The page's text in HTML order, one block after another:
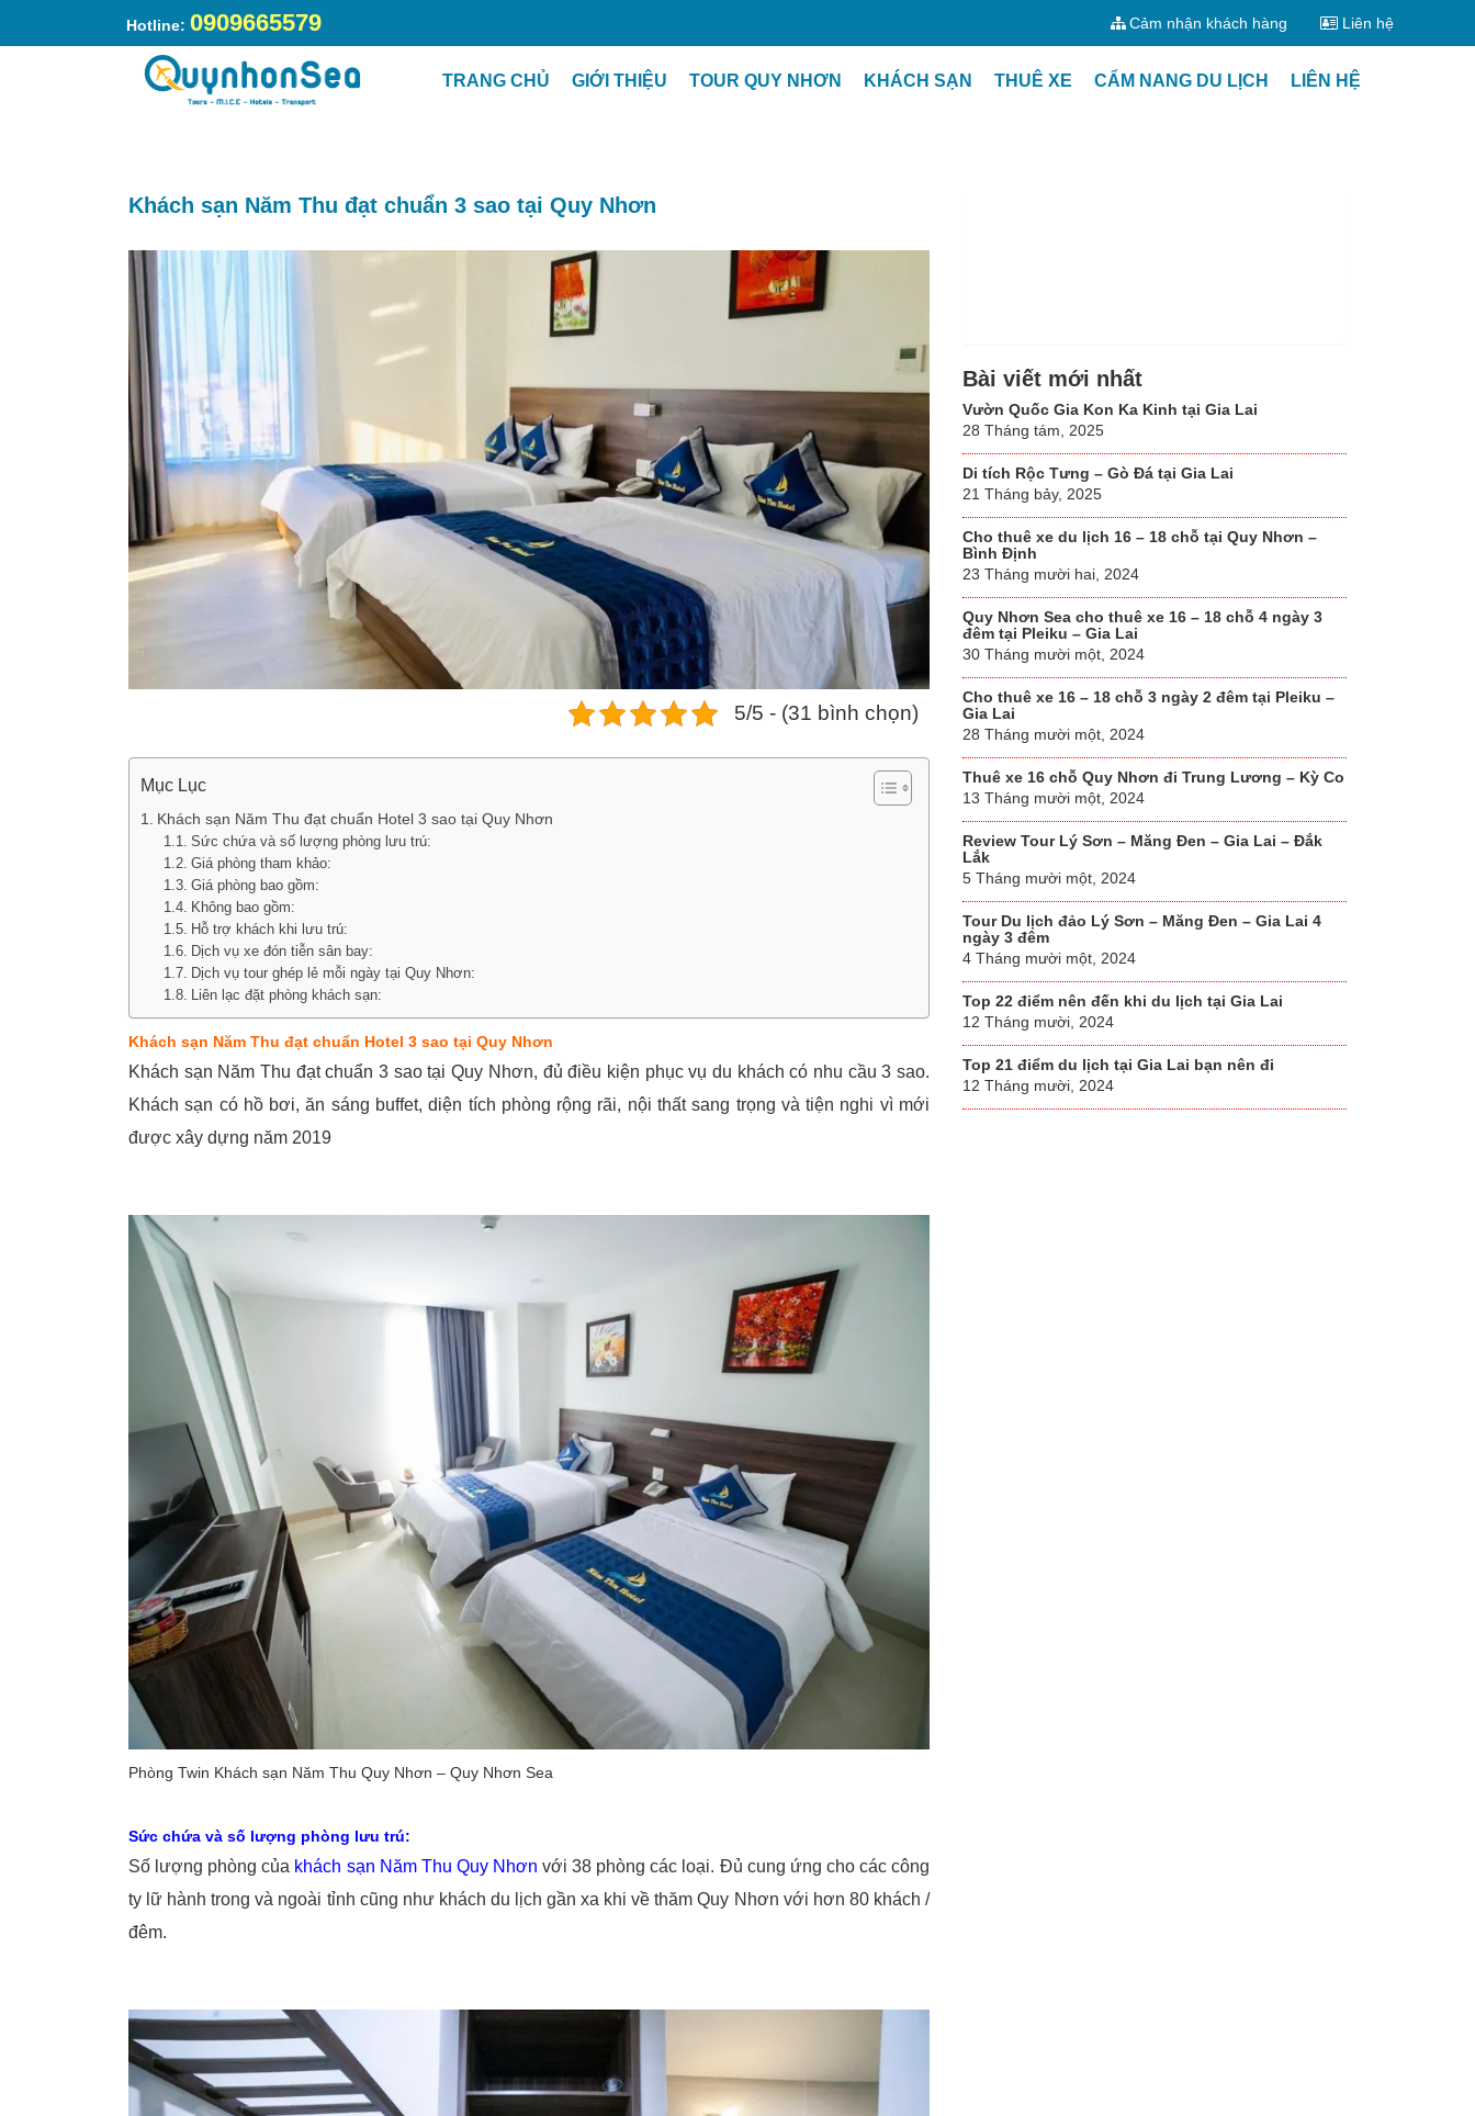
Hotline: 0909665579 Cảm nhận khách hàng Liên hệ
TRANG CHỦ GIỚI THIỆU TOUR QUY NHƠN KHÁCH SẠN THUÊ XE CẨM NANG DU LỊCH LIÊN HỆ
Trang chủ»Khách sạn Năm Thu đạt chuẩn 3 sao tại Quy Nhơn
Khách sạn Năm Thu đạt chuẩn 3 sao tại Quy Nhơn
5/5 - (31 bình chọn)
Mục Lục
Khách sạn Năm Thu đạt chuẩn Hotel 3 sao tại Quy Nhơn
Sức chứa và số lượng phòng lưu trú:
Giá phòng tham khảo:
Giá phòng bao gồm:
Không bao gồm:
Hỗ trợ khách khi lưu trú:
Dịch vụ xe đón tiễn sân bay:
Dịch vụ tour ghép lẻ mỗi ngày tại Quy Nhơn:
Liên lạc đặt phòng khách sạn:
Khách sạn Năm Thu đạt chuẩn Hotel 3 sao tại Quy Nhơn
Khách sạn Năm Thu đạt chuẩn 3 sao tại Quy Nhơn, đủ điều kiện phục vụ du khách có nhu cầu 3 sao.
Khách sạn có hồ bơi, ăn sáng buffet, diện tích phòng rộng rãi, nội thất sang trọng và tiện nghi vì mới
được xây dựng năm 2019
Phòng Twin Khách sạn Năm Thu Quy Nhơn – Quy Nhơn Sea
Sức chứa và số lượng phòng lưu trú:
Số lượng phòng của khách sạn Năm Thu Quy Nhơn với 38 phòng các loại. Đủ cung ứng cho các công
ty lữ hành trong và ngoài tỉnh cũng như khách du lịch gần xa khi về thăm Quy Nhơn với hơn 80 khách /
đêm.
Bài viết mới nhất
Vườn Quốc Gia Kon Ka Kinh tại Gia Lai
28 Tháng tám, 2025
Di tích Rộc Tưng – Gò Đá tại Gia Lai
21 Tháng bảy, 2025
Cho thuê xe du lịch 16 – 18 chỗ tại Quy Nhơn –
Bình Định
23 Tháng mười hai, 2024
Quy Nhơn Sea cho thuê xe 16 – 18 chỗ 4 ngày 3
đêm tại Pleiku – Gia Lai
30 Tháng mười một, 2024
Cho thuê xe 16 – 18 chỗ 3 ngày 2 đêm tại Pleiku –
Gia Lai
28 Tháng mười một, 2024
Thuê xe 16 chỗ Quy Nhơn đi Trung Lương – Kỳ Co
13 Tháng mười một, 2024
Review Tour Lý Sơn – Măng Đen – Gia Lai – Đắk
Lắk
5 Tháng mười một, 2024
Tour Du lịch đảo Lý Sơn – Măng Đen – Gia Lai 4
ngày 3 đêm
4 Tháng mười một, 2024
Top 22 điểm nên đến khi du lịch tại Gia Lai
12 Tháng mười, 2024
Top 21 điểm du lịch tại Gia Lai bạn nên đi
12 Tháng mười, 2024